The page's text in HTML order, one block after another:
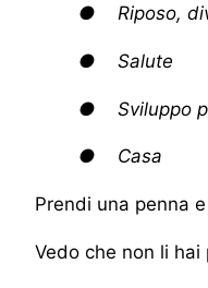
● Riposo,
● Salute
● Sviluppo
● Casa
Prendi una penna
Vedo che non li hai